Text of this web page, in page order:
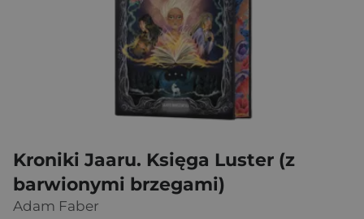
Kroniki Jaaru. Księga Luster (z
barwionymi brzegami)
Adam Faber